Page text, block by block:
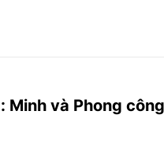
Minh và Phong